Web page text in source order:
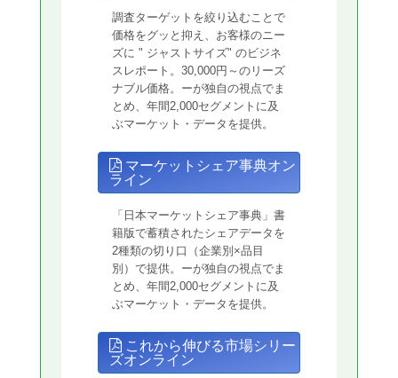
調査ターゲットを絞り込むことで
価格をグッと抑え、お客様のニー
ズに " ジャストサイズ" のビジネ
スレポート。30,000円～のリーズ
ナブル価格。ーが独自の視点でま
とめ、年間2,000セグメントに及
ぶマーケット・データを提供。
マーケットシェア事典オン
ライン
「日本マーケットシェア事典」書
籍版で蓄積されたシェアデータを
2種類の切り口（企業別×品目
別）で提供。ーが独自の視点でま
とめ、年間2,000セグメントに及
ぶマーケット・データを提供。
これから伸びる市場シリー
ズオンライン